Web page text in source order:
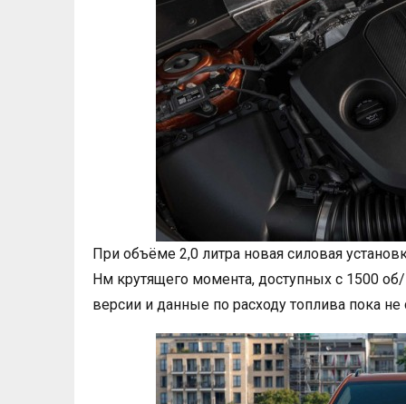
При объёме 2,0 литра новая силовая
Нм крутящего момента, доступных с 1500
версии и данные по расходу топлива пока